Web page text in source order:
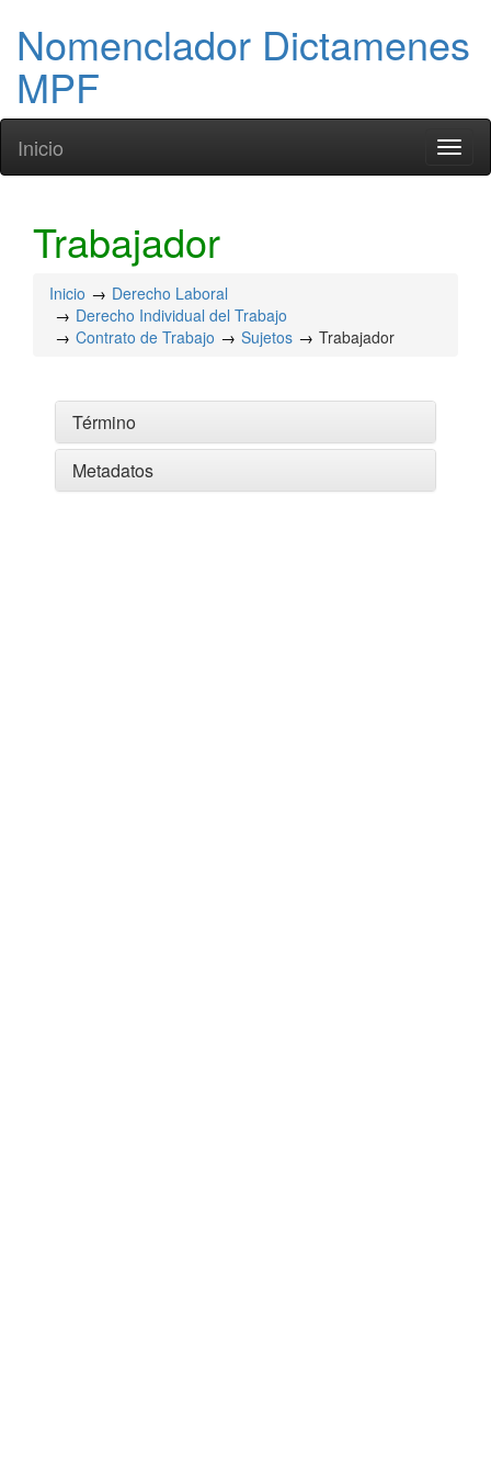
Nomenclador Dictamenes
MPF
Inicio
Trabajador
Inicio
Derecho Laboral
Derecho Individual del Trabajo
Contrato de Trabajo
Sujetos Trabajador
Término
Metadatos